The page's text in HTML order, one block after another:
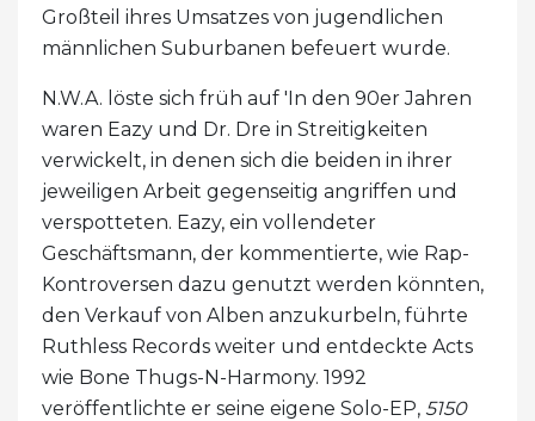
Großteil ihres Umsatzes von jugendlichen
männlichen Suburbanen befeuert wurde.
N.W.A. löste sich früh auf 'In den 90er Jahren
waren Eazy und Dr. Dre in Streitigkeiten
verwickelt, in denen sich die beiden in ihrer
jeweiligen Arbeit gegenseitig angriffen und
verspotteten. Eazy, ein vollendeter
Geschäftsmann, der kommentierte, wie Rap-
Kontroversen dazu genutzt werden könnten,
den Verkauf von Alben anzukurbeln, führte
Ruthless Records weiter und entdeckte Acts
wie Bone Thugs-N-Harmony. 1992
veröffentlichte er seine eigene Solo-EP, 5150